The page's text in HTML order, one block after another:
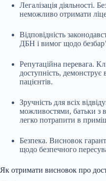
Легалізація діяльності.
неможливо отримати
Відповідність
ДБН і вимог щодо
Репутаційна перевага.
доступність, демонструє
пацієнтів.
Зручність для всіх
можливостями, батьки з
легко потрапити в
Безпека. Висновок
щодо безпечного
Як отримати висновок про